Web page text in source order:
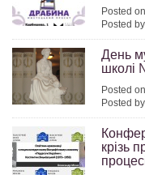
Posted
Posted
День
школі
Posted
Posted
крізь